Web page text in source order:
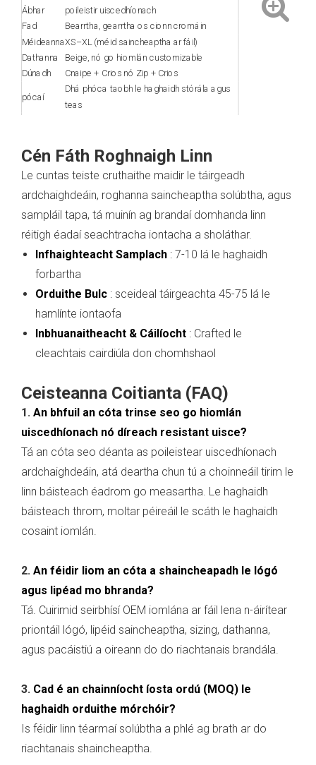
Ábhar
poileistir uiscedhíonach
Fad
Bearrtha, gearrtha os cionn cromáin
MéideannaXS–XL (méid saincheaptha ar fáil)
Dathanna
Beige, nó go hiomlán customizable
Dúnadh
Cnaipe + Crios nó Zip + Crios
pócaí
Dhá phóca taobh le haghaidh stórála agus
teas
Cén Fáth Roghnaigh Linn
Le cuntas teiste cruthaithe maidir le táirgeadh
ardchaighdeáin, roghanna saincheaptha solúbtha, agus
sampláil tapa, tá muinín ag brandaí domhanda linn
réitigh éadaí seachtracha iontacha a sholáthar.
Infhaighteacht Samplach : 7-10 lá le haghaidh
forbartha
Orduithe Bulc : sceideal táirgeachta 45-75 lá le
hamlínte iontaofa
Inbhuanaitheacht & Cáilíocht : Crafted le
cleachtais cairdiúla don chomhshaol
Ceisteanna Coitianta (FAQ)
1. An bhfuil an cóta trinse seo go hiomlán
uiscedhíonach nó díreach resistant uisce?
Tá an cóta seo déanta as poileistear uiscedhíonach
ardchaighdeáin, atá deartha chun tú a choinneáil tirim le
linn báisteach éadrom go measartha. Le haghaidh
báisteach throm, moltar péireáil le scáth le haghaidh
cosaint iomlán.
2. An féidir liom an cóta a shaincheapadh le lógó
agus lipéad mo bhranda?
Tá. Cuirimid seirbhísí OEM iomlána ar fáil lena n-áirítear
priontáil lógó, lipéid saincheaptha, sizing, dathanna,
agus pacáistiú a oireann do do riachtanais brandála.
3. Cad é an chainníocht íosta ordú (MOQ) le
haghaidh orduithe mórchóir?
Is féidir linn téarmaí solúbtha a phlé ag brath ar do
riachtanais shaincheaptha.